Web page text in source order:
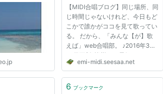
【MIDI合唱ブログ】同じ場所、同
じ時間じゃないけれど、今日もど
こかで誰かがココを見て歌ってい
る。 だから、「みんな【が】歌
えば」web合唱部。 ♪2016年3月
10日更新♪皆様、お元気でいらっ
しゃいますでしょうか。 長期間
ざいません。((+_+)) 私や家族皆
emi-midi.seesaa.net
6 ブックマーク